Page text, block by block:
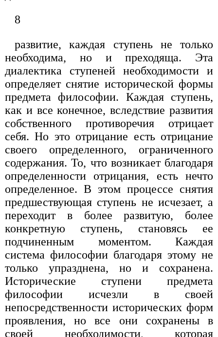
8
развитие, каждая ступень не только
необходима, но и преходяща. Эта
диалектика ступеней необходимости и
определяет снятие исторической формы
предмета философии. Каждая ступень,
как и все конечное, вследствие развития
собственного противоречия отрицает
себя. Но это отрицание есть отрицание
своего определенного, ограниченного
содержания. То, что возникает благодаря
определенности отрицания, есть нечто
определенное. В этом процессе снятия
предшествующая ступень не исчезает, а
переходит в более развитую, более
конкретную ступень, становясь ее
подчиненным моментом. Каждая
система философии благодаря этому не
только упразднена, но и сохранена.
Исторические ступени предмета
философии исчезли в своей
непосредственности исторических форм
проявления, но все они сохранены в
своей необходимости, которая